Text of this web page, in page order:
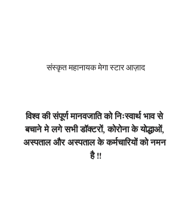
संस्कृत महानायक मेगा स्टार आज़ाद
विश्व की संपूर्ण मानवजाति को निःस्वार्थ भाव से
बचाने मे लगे सभी डॉक्टरों, कोरोना के योद्धाओं,
अस्पताल और अस्पताल के कर्मचारियों को नमन
है !!